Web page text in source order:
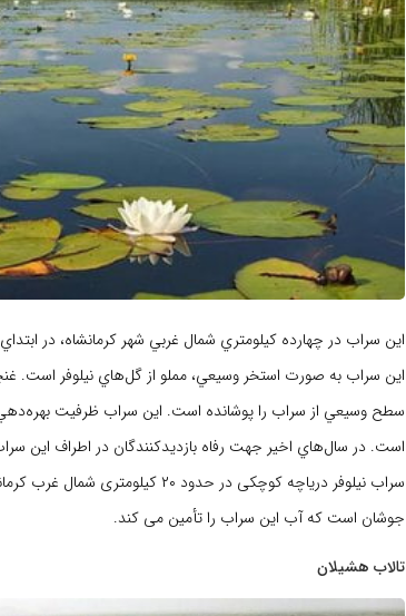
اين سراب در چهارده كيلومتري شمال غربي شهر كرمانشاه، در
اين سراب به صورت استخر وسيعي، مملو از گل‌هاي نيلوفر است.
سطح وسيعي از سراب را پوشانده است. اين سراب ظرفيت
است. در سال‌هاي اخير جهت رفاه بازديدكنندگان در اطراف اين
سراب نیلوفر دریاچه کوچکی در حدود
جوشان است که آب این سراب را تأمین می کند.
تالاب هشیلان